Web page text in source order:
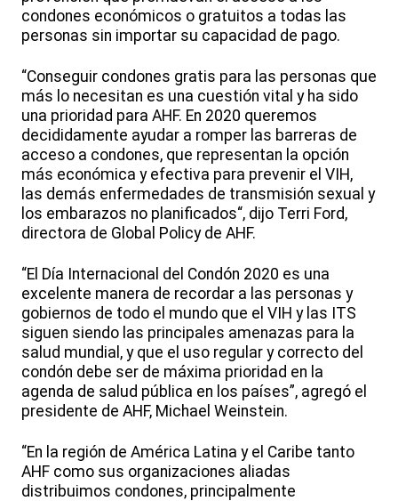
condones económicos o gratuitos a todas las
personas sin importar su capacidad de pago.
“Conseguir condones gratis para las personas que
más lo necesitan es una cuestión vital y ha sido
una prioridad para AHF. En 2020 queremos
decididamente ayudar a romper las barreras de
acceso a condones, que representan la opción
más económica y efectiva para prevenir el VIH,
las demás enfermedades de transmisión sexual y
los embarazos no planificados“, dijo Terri Ford,
directora de Global Policy de AHF.
“El Día Internacional del Condón 2020 es una
excelente manera de recordar a las personas y
gobiernos de todo el mundo que el VIH y las ITS
siguen siendo las principales amenazas para la
salud mundial, y que el uso regular y correcto del
condón debe ser de máxima prioridad en la
agenda de salud pública en los países”, agregó el
presidente de AHF, Michael Weinstein.
“En la región de América Latina y el Caribe tanto
AHF como sus organizaciones aliadas
distribuimos condones, principalmente